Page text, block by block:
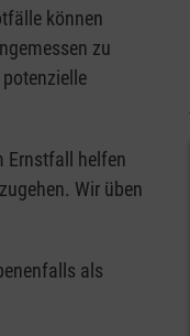
können
zu
Ernstfall helfen
Wir üben
als